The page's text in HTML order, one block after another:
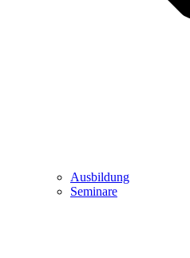
Ausbildung
Seminare